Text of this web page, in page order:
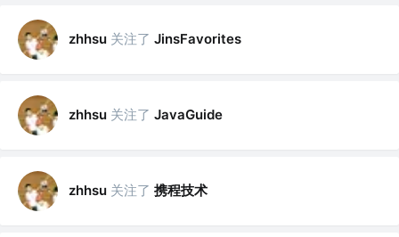
zhhsu 关注了 JinsFavorites
zhhsu 关注了 JavaGuide
zhhsu 关注了 携程技术